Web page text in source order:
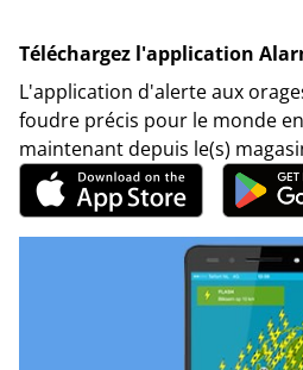
Téléchargez l'application
L'application d'alerte aux
foudre précis pour le monde
maintenant depuis le(s)